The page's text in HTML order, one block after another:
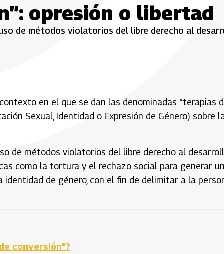
opresión o libertad
de métodos violatorios del libre derecho al
en el que se dan las denominadas “terapias
Sexual, Identidad o Expresión de Género) sobre
de métodos violatorios del libre derecho al
como la tortura y el rechazo social para generar un
de género, con el fin de delimitar a la
conversión"?